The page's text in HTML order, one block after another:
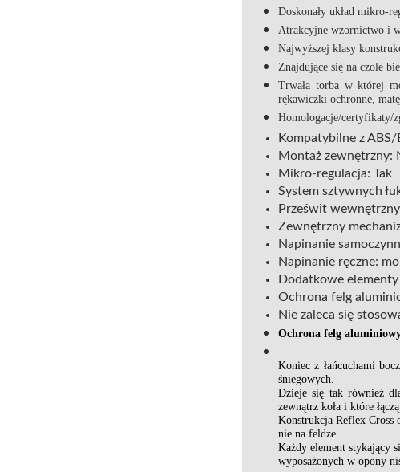
Doskonały układ mikro-
Atrakcyjne wzornictwo i
Najwyższej klasy
Znajdujące się na czole
Trwała torba w której
rękawiczki ochronne,
Homologacje/certyfikaty/
Kompatybilne z ABS/
Montaż zewnętrzny:
Mikro-regulacja: Tak
System sztywnych
Prześwit
Zewnętrzny
Napinanie
Napinanie ręczne:
Dodatkowe
Ochrona felg
Nie zaleca się
Ochrona felg
Koniec z łańcuchami
śniegowych.
Dzieje się tak również
zewnątrz koła i które
Konstrukcja Reflex Cross
nie na feldze.
Każdy element stykający
wyposażonych w opony